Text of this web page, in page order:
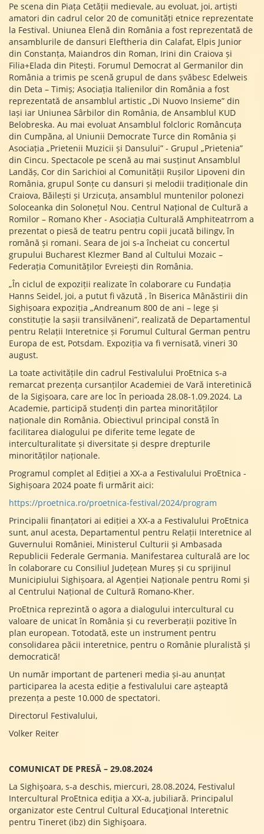
Pe scena din Piața Cetății medievale, au evoluat, joi, artiști
amatori din cadrul celor 20 de comunități etnice reprezentate
la Festival. Uniunea Elenă din România a fost reprezentată de
ansamblurile de dansuri Eleftheria din Calafat, Elpis Junior
din Constanța, Maiandros din Roman, Irini din Craiova și
Filia+Elada din Pitești. Forumul Democrat al Germanilor din
România a trimis pe scenă grupul de dans șvăbesc Edelweis
din Deta – Timiș; Asociația Italienilor din România a fost
reprezentată de ansamblul artistic „Di Nuovo Insieme” din
Iași iar Uniunea Sârbilor din România, de Ansamblul KUD
Belobreska. Au mai evoluat Ansamblul folcloric Româncuța
din Cumpăna, al Uniunii Democrate Turce din România și
Asociația „Prietenii Muzicii și Dansului” - Grupul „Prietenia”
din Cincu. Spectacole pe scenă au mai susținut Ansamblul
Landăș, Cor din Sarichioi al Comunității Rușilor Lipoveni din
România, grupul Sonțe cu dansuri și melodii tradiționale din
Craiova, Băilești și Urzicuța, ansamblul muntenilor polonezi
Soloceanka din Solonețul Nou. Centrul Național de Cultură a
Romilor – Romano Kher - Asociația Culturală Amphiteatrrom a
prezentat o piesă de teatru pentru copii jucată bilingv, în
română și romani. Seara de joi s-a încheiat cu concertul
grupului Bucharest Klezmer Band al Cultului Mozaic –
Federația Comunităților Evreiești din România.
„În ciclul de expoziții realizate în colaborare cu Fundația
Hanns Seidel, joi, a putut fi văzută , în Biserica Mânăstirii din
Sighișoara expoziția „Andreanum 800 de ani – lege și
constituție la sașii transilvăneni”, realizată de Departamentul
pentru Relații Interetnice și Forumul Cultural German pentru
Europa de est, Potsdam. Expoziția va fi vernisată, vineri 30
august.
La toate activitățile din cadrul Festivalului ProEtnica s-a
remarcat prezența cursanților Academiei de Vară interetinică
de la Sigișoara, care are loc în perioada 28.08-1.09.2024. La
Academie, participă studenți din partea minorităților
naționale din România. Obiectivul principal constă în
facilitarea dialogului pe diferite teme legate de
interculturalitate și diversitate și despre drepturile
minorităților naționale.
Programul complet al Ediției a XX-a a Festivalului ProEtnica -
Sighișoara 2024 poate fi urmărit aici:
https://proetnica.ro/proetnica-festival/2024/program
Principalii finanțatori ai ediției a XX-a a Festivalului ProEtnica
sunt, anul acesta, Departamentul pentru Relații Interetnice al
Guvernului României, Ministerul Culturii și Ambasada
Republicii Federale Germania. Manifestarea culturală are loc
în colaborare cu Consiliul Județean Mureș și cu sprijinul
Municipiului Sighișoara, al Agenției Naționale pentru Romi și
al Centrului Național de Cultură Romano-Kher.
ProEtnica reprezintă o agora a dialogului intercultural cu
valoare de unicat în România și cu reverberații pozitive în
plan european. Totodată, este un instrument pentru
consolidarea păcii interetnice, pentru o Românie pluralistă și
democratică!
Un număr important de parteneri media și-au anunțat
participarea la acesta ediție a festivalului care așteaptă
prezența a peste 10.000 de spectatori.
Directorul Festivalului,
Volker Reiter
COMUNICAT DE PRESĂ – 29.08.2024
La Sighișoara, s-a deschis, miercuri, 28.08.2024, Festivalul
Intercultural ProEtnica ediția a XX-a, jubiliară. Principalul
organizator este Centrul Cultural Educațional Interetnic
pentru Tineret (ibz) din Sighișoara.